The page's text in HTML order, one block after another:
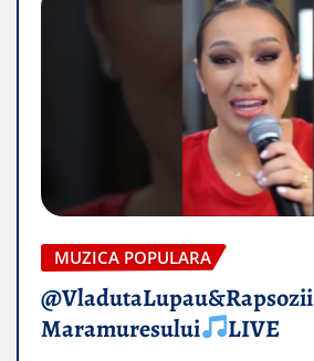
MUZICA POPULARA
@VladutaLupau&Rapsozii
Maramuresului
LIVE